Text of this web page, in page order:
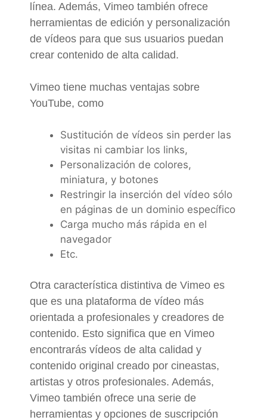
línea. Además, Vimeo también ofrece
herramientas de edición y personalización
de vídeos para que sus usuarios puedan
crear contenido de alta calidad.
Vimeo tiene muchas ventajas sobre
YouTube, como
Sustitución de vídeos sin perder las
visitas ni cambiar los links,
Personalización de colores,
miniatura, y botones
Restringir la inserción del vídeo sólo
en páginas de un dominio específico
Carga mucho más rápida en el
navegador
Etc.
Otra característica distintiva de Vimeo es
que es una plataforma de vídeo más
orientada a profesionales y creadores de
contenido. Esto significa que en Vimeo
encontrarás vídeos de alta calidad y
contenido original creado por cineastas,
artistas y otros profesionales. Además,
Vimeo también ofrece una serie de
herramientas y opciones de suscripción